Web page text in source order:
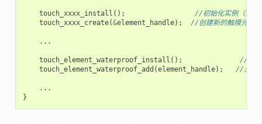
touch_xxxx_install ();
//初始化实例（按键
touch_xxxx_create(&element_handle); //创建新的触摸元件
...
touch_element_waterproof_install ();
//初始
touch_element_waterproof_add (element_handle); //关联
...
}